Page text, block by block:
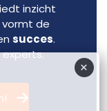
inzicht
vormt de
succes.
×